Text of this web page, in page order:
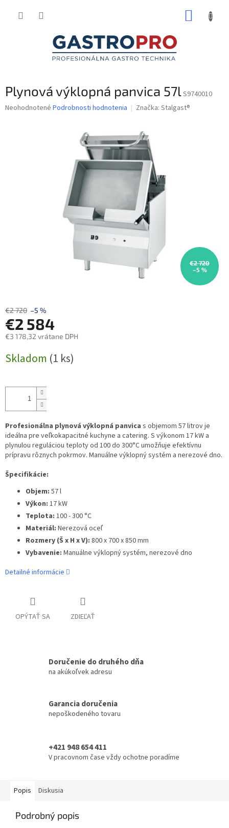
Plynová výklopná panvica 57lS9740010
Priemerné
Neohodnotené Podrobnosti hodnotenia Značka: Stalgast®
€2 720
–5 %
€2 720 –5 %
€2 584
€3 178,32 vrátane DPH
cena:
Skladom (1 ks)
Profesionálna plynová výklopná panvica s objemom 57 litrov je
ideálna pre veľkokapacitné kuchyne a catering. S výkonom 17 kW a
plynulou reguláciou teploty od 100 do 300°C umožňuje efektívnu
prípravu rôznych pokrmov. Manuálne výklopný systém a nerezové dno.
Špecifikácie:
Objem: 57 l
Výkon: 17 kW
Teplota: 100 - 300 °C
Materiál: Nerezová oceľ
Rozmery (Š x H x V): 800 x 700 x 850 mm
Vybavenie: Manuálne výklopný systém, nerezové dno
Detailné informácie
OPÝTAŤ SA ZDIEĽAŤ
Doručenie do druhého dňa
na akúkoľvek adresu
Garancia doručenia
nepoškodeného tovaru
+421 948 654 411
V pracovnom čase vždy ochotne poradíme
Popis Diskusia
Podrobný popis